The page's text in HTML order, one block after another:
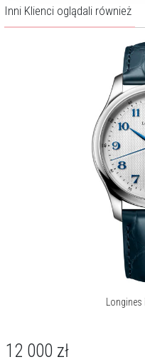
Inni Klienci oglądali również
12 000 zł